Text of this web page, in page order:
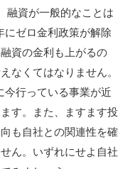
融資が一般的なことは
ゼロ金利政策が解除
資の金利も上がるの
なくてはなりません。
行っている事業が近
す。また、ますます投
も自社との関連性を確
ん。いずれにせよ自社